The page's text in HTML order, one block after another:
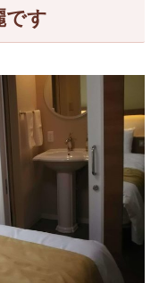
です